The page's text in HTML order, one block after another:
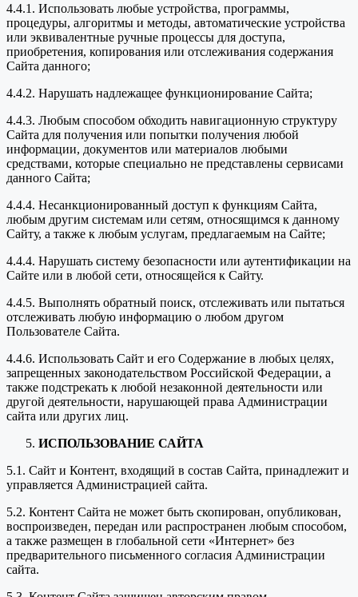
4.4.1. Использовать любые устройства, программы,
процедуры, алгоритмы и методы, автоматические устройства
или эквивалентные ручные процессы для доступа,
приобретения, копирования или отслеживания содержания
Сайта данного;
4.4.2. Нарушать надлежащее функционирование Сайта;
4.4.3. Любым способом обходить навигационную структуру
Сайта для получения или попытки получения любой
информации, документов или материалов любыми
средствами, которые специально не представлены сервисами
данного Сайта;
4.4.4. Несанкционированный доступ к функциям Сайта,
любым другим системам или сетям, относящимся к данному
Сайту, а также к любым услугам, предлагаемым на Сайте;
4.4.4. Нарушать систему безопасности или аутентификации на
Сайте или в любой сети, относящейся к Сайту.
4.4.5. Выполнять обратный поиск, отслеживать или пытаться
отслеживать любую информацию о любом другом
Пользователе Сайта.
4.4.6. Использовать Сайт и его Содержание в любых целях,
запрещенных законодательством Российской Федерации, а
также подстрекать к любой незаконной деятельности или
другой деятельности, нарушающей права Администрации
сайта или других лиц.
ИСПОЛЬЗОВАНИЕ САЙТА
5.1. Сайт и Контент, входящий в состав Сайта, принадлежит и
управляется Администрацией сайта.
5.2. Контент Сайта не может быть скопирован, опубликован,
воспроизведен, передан или распространен любым способом,
а также размещен в глобальной сети «Интернет» без
предварительного письменного согласия Администрации
сайта.